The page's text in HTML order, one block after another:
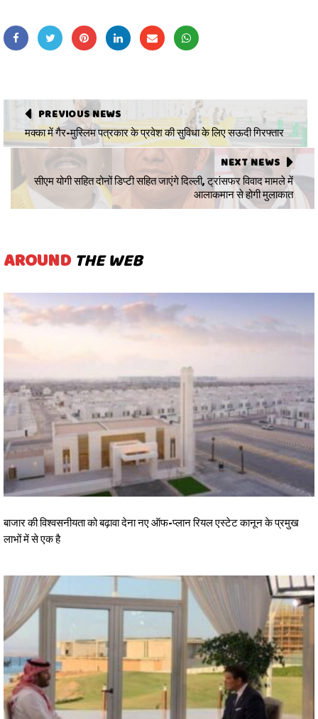
PREVIOUS NEWS
मक्का में गैर-मुस्लिम पत्रकार के प्रवेश की सुविधा के लिए सऊदी गिरफ्तार
NEXT NEWS
सीएम योगी सहित दोनों डिप्टी सहित जाएंगे दिल्ली, ट्रांसफर विवाद मामले में
आलाकमान से होगी मुलाकात
AROUND THE WEB
बाजार की विश्वसनीयता को बढ़ावा देना नए ऑफ-प्लान रियल एस्टेट कानून के प्रमुख
लाभों में से एक है